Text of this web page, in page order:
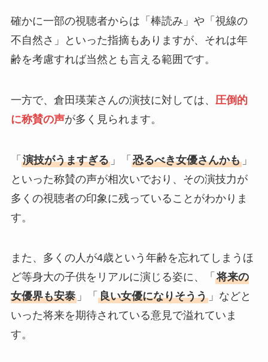
確かに一部の視聴者からは「棒読み」や「視線の
不自然さ」といった指摘もありますが、それは年
齢を考慮すれば当然とも言える範囲です。
一方で、倉田瑛茉さんの演技に対しては、 圧倒的
に称賛の声が多く見られます。
「 演技がうますぎる」「 恐るべき女優さんかも」
といった称賛の声が相次いでおり、その演技力が
多くの視聴者の印象に残っていることがわかりま
す。
また、多くの人が4歳という年齢を忘れてしまうほ
ど等身大の子供をリアルに演じる姿に、「 将来の
女優界も安泰」「 良い女優になりそうう」などと
いった将来を期待されている意見で溢れていま
す。